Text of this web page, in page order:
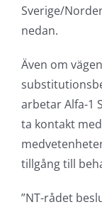
Sverige/
nedan.
Även om
arbetar Alfa-1
ta kontakt
tillgång till
”NT-rådet